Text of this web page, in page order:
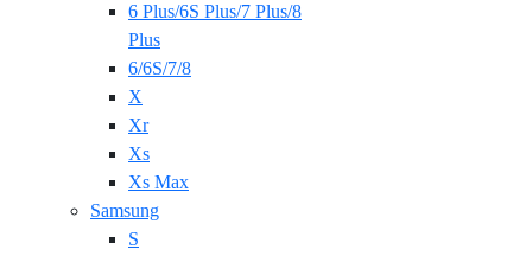
6 Plus/6S Plus/7 Plus/8
Plus
6/6S/7/8
X
Xr
Xs
Xs Max
Samsung
S